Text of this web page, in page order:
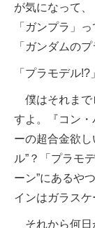
が気になって、
「ガンプラ」
「ガンダムの
「プラモデル!?」
僕はそれまで
すよ。『コン
ーの超合金欲
ル”？「プラモ
ーン”にあるや
インはガラスケ
それから何日